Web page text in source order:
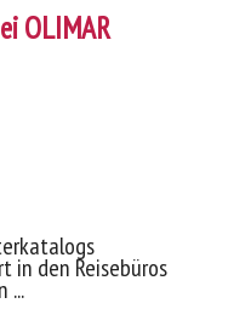
OLIMAR
in den Reisebüros
...